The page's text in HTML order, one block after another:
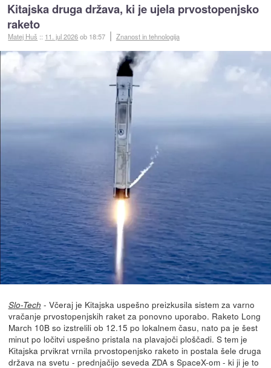
Kitajska druga država, ki je ujela prvostopenjsko
raketo
Matej Huš :: 11. jul 2026ob 18:57 Znanost in tehnologija
Slo-Tech - Včeraj je Kitajska uspešno preizkusila sistem za varno
vračanje prvostopenjskih raket za ponovno uporabo. Raketo Long
March 10B so izstrelili ob 12.15 po lokalnem času, nato pa je šest
minut po ločitvi uspešno pristala na plavajoči ploščadi. S tem je
Kitajska prvikrat vrnila prvostopenjsko raketo in postala šele druga
država na svetu - prednjačijo seveda ZDA s SpaceX-om - ki ji je to